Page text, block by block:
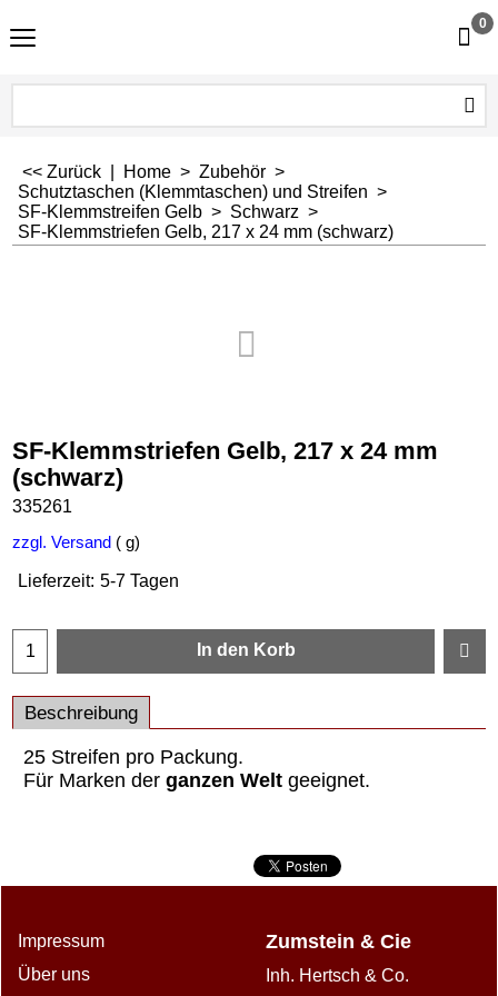
0
<< Zurück Home > Zubehör >
Schutztaschen (Klemmtaschen) und Streifen >
SF-Klemmstreifen Gelb > Schwarz >
SF-Klemmstriefen Gelb, 217 x 24 mm (schwarz)
SF-Klemmstriefen Gelb, 217 x 24 mm
(schwarz)
335261
zzgl. Versand g
Lieferzeit: 5-7 Tagen
In den Korb
Beschreibung
25 Streifen pro Packung.
Für Marken der ganzen Welt geeignet.
Zumstein & Cie
Inh. Hertsch & Co.
Impressum
Über uns